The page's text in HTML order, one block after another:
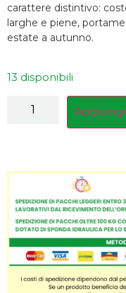
carattere distintivo:
larghe e piene,
estate a autunno.
13 disponibili